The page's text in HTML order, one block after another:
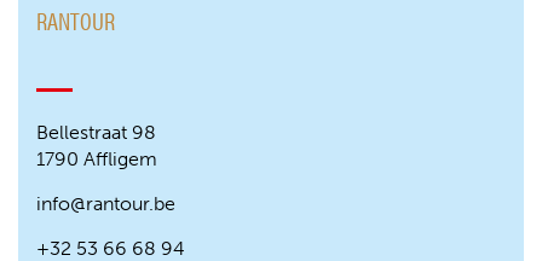
RANTOUR
Bellestraat 98
1790 Affligem
info@rantour.be
+32 53 66 68 94